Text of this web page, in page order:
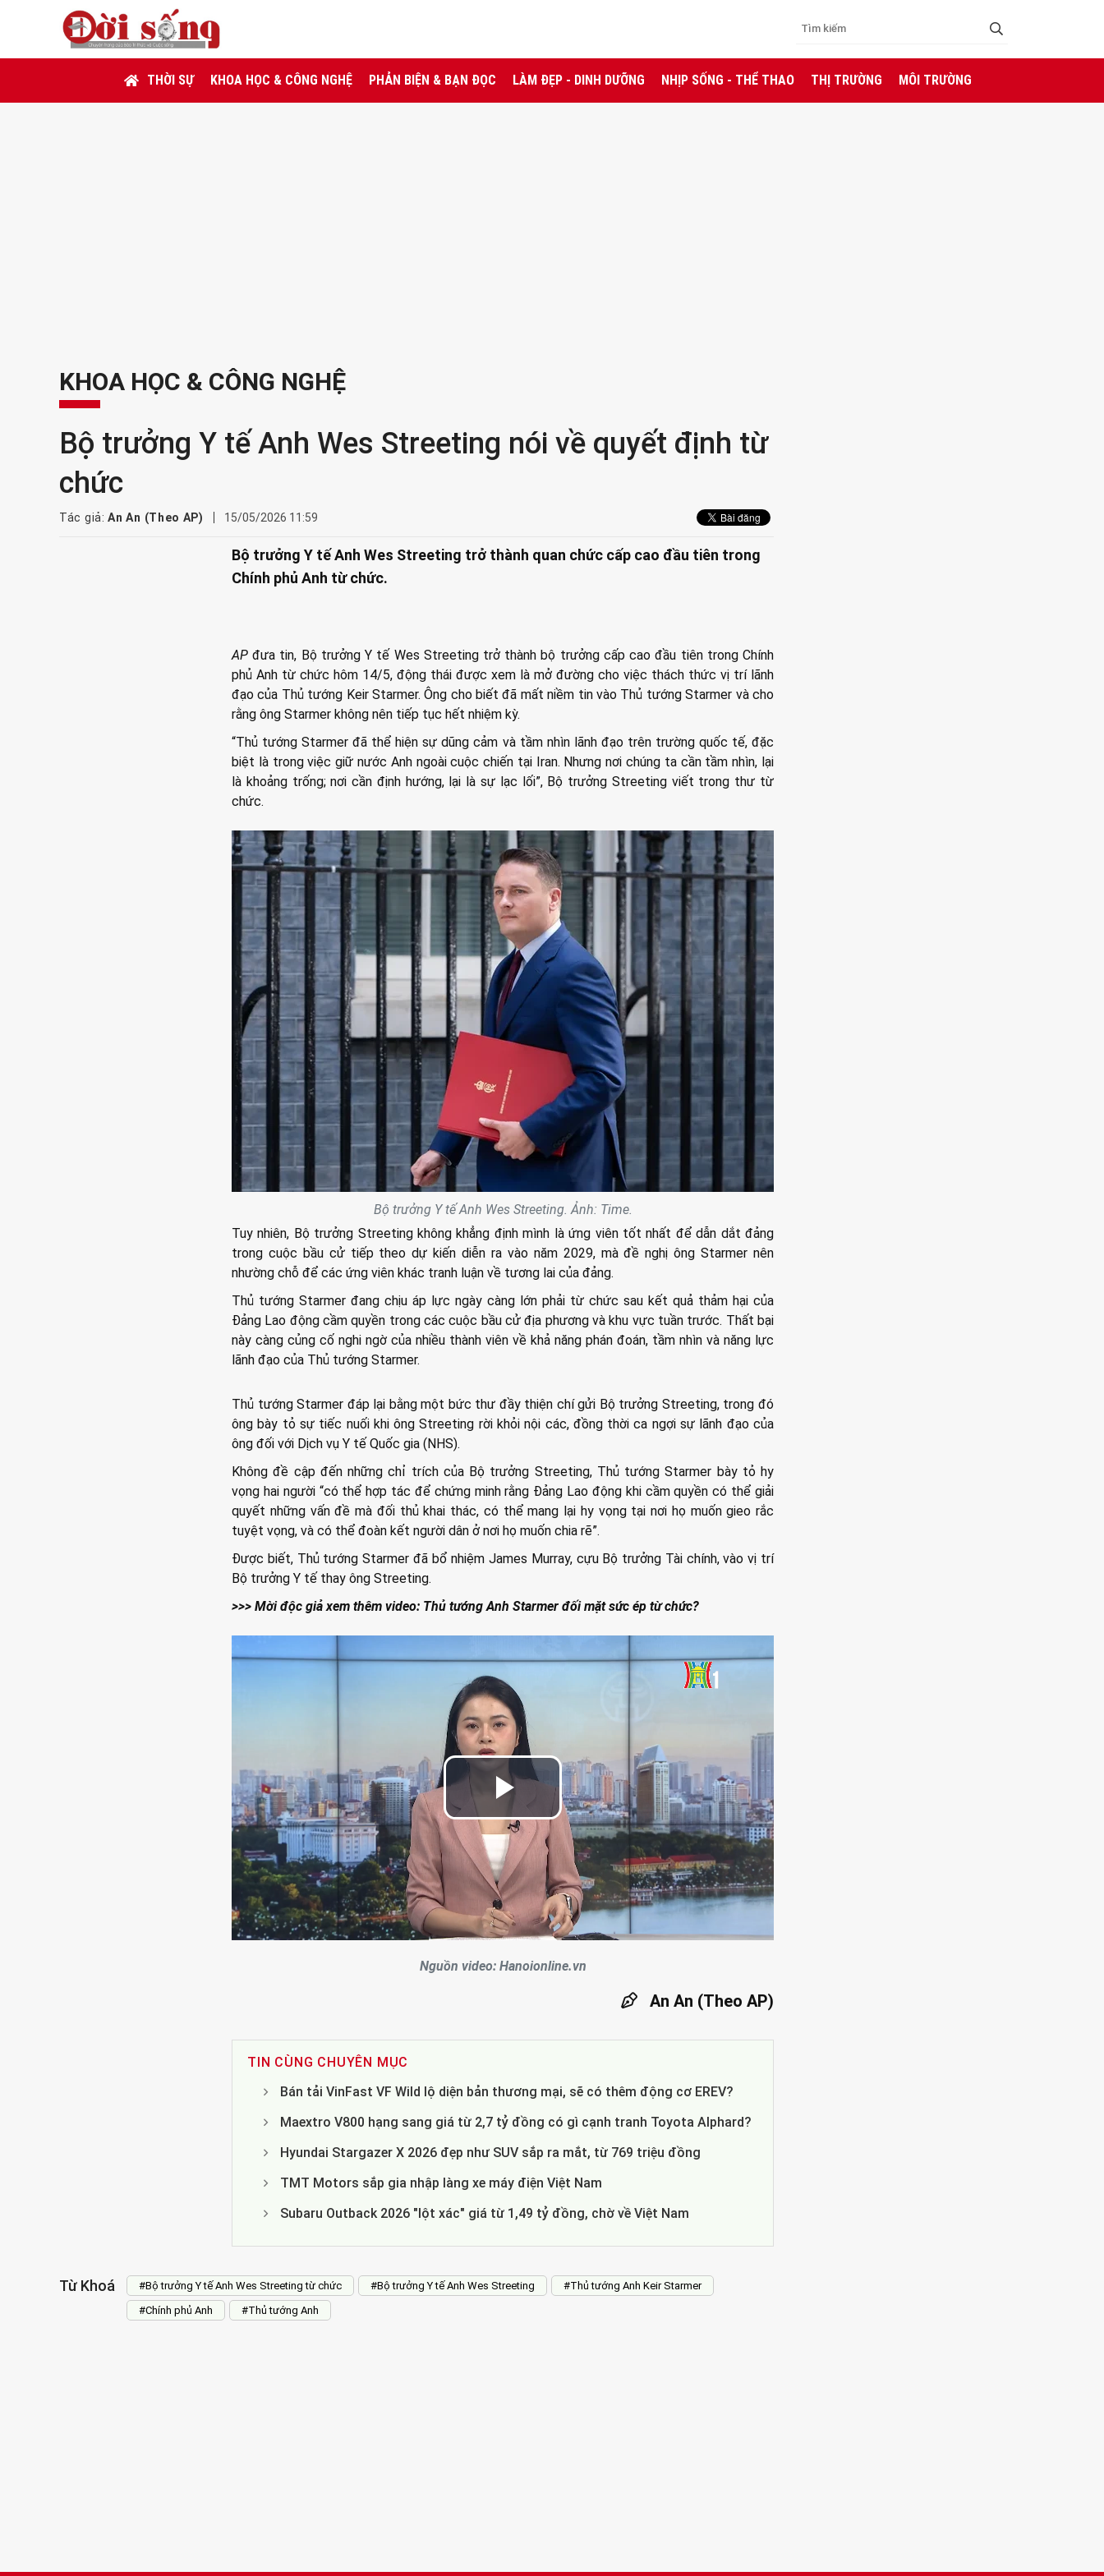
THỜI SỰ KHOA HỌC & CÔNG NGHỆ PHẢN BIỆN & BẠN ĐỌC LÀM ĐẸP - DINH DƯỠNG NHỊP SỐNG - THỂ THAO THỊ TRƯỜNG MÔI TRƯỜNG
KHOA HỌC & CÔNG NGHỆ
Bộ trưởng Y tế Anh Wes Streeting nói về quyết định từ
chức
Tác giả:An An (Theo AP) 15/05/2026 11:59
Bộ trưởng Y tế Anh Wes Streeting trở thành quan chức cấp cao đầu tiên trong
Chính phủ Anh từ chức.
APđưa tin, Bộ trưởng Y tế Wes Streeting trở thành bộ trưởng cấp cao đầu tiên trong Chính
phủ Anh từ chức hôm 14/5, động thái được xem là mở đường cho việc thách thức vị trí lãnh
đạo của Thủ tướng Keir Starmer. Ông cho biết đã mất niềm tin vào Thủ tướng Starmer và cho
rằng ông Starmer không nên tiếp tục hết nhiệm kỳ.
“Thủ tướng Starmer đã thể hiện sự dũng cảm và tầm nhìn lãnh đạo trên trường quốc tế, đặc
biệt là trong việc giữ nước Anh ngoài cuộc chiến tại Iran. Nhưng nơi chúng ta cần tầm nhìn, lại
là khoảng trống; nơi cần định hướng, lại là sự lạc lối”, Bộ trưởng Streeting viết trong thư từ
chức.
Bộ trưởng Y tế Anh Wes Streeting. Ảnh: Time.
Tuy nhiên, Bộ trưởng Streeting không khẳng định mình là ứng viên tốt nhất để dẫn dắt đảng
trong cuộc bầu cử tiếp theo dự kiến diễn ra vào năm 2029, mà đề nghị ông Starmer nên
nhường chỗ để các ứng viên khác tranh luận về tương lai của đảng.
Thủ tướng Starmer đang chịu áp lực ngày càng lớn phải từ chức sau kết quả thảm hại của
Đảng Lao động cầm quyền trong các cuộc bầu cử địa phương và khu vực tuần trước. Thất bại
này càng củng cố nghi ngờ của nhiều thành viên về khả năng phán đoán, tầm nhìn và năng lực
lãnh đạo của Thủ tướng Starmer.
Thủ tướng Starmer đáp lại bằng một bức thư đầy thiện chí gửi Bộ trưởng Streeting, trong đó
ông bày tỏ sự tiếc nuối khi ông Streeting rời khỏi nội các, đồng thời ca ngợi sự lãnh đạo của
ông đối với Dịch vụ Y tế Quốc gia (NHS).
Không đề cập đến những chỉ trích của Bộ trưởng Streeting, Thủ tướng Starmer bày tỏ hy
vọng hai người “có thể hợp tác để chứng minh rằng Đảng Lao động khi cầm quyền có thể giải
quyết những vấn đề mà đối thủ khai thác, có thể mang lại hy vọng tại nơi họ muốn gieo rắc
tuyệt vọng, và có thể đoàn kết người dân ở nơi họ muốn chia rẽ”.
Được biết, Thủ tướng Starmer đã bổ nhiệm James Murray, cựu Bộ trưởng Tài chính, vào vị trí
Bộ trưởng Y tế thay ông Streeting.
>>> Mời độc giả xem thêm video: Thủ tướng Anh Starmer đối mặt sức ép từ chức?
Play
Video
Nguồn video: Hanoionline.vn
An An (Theo AP)
TIN CÙNG CHUYÊN MỤC
Bán tải VinFast VF Wild lộ diện bản thương mại, sẽ có thêm động cơ EREV?
Maextro V800 hạng sang giá từ 2,7 tỷ đồng có gì cạnh tranh Toyota Alphard?
Hyundai Stargazer X 2026 đẹp như SUV sắp ra mắt, từ 769 triệu đồng
TMT Motors sắp gia nhập làng xe máy điện Việt Nam
Subaru Outback 2026 "lột xác" giá từ 1,49 tỷ đồng, chờ về Việt Nam
Từ Khoá #Bộ trưởng Y tế Anh Wes Streeting từ chức #Bộ trưởng Y tế Anh Wes Streeting
#Thủ tướng Anh Keir Starmer
#Chính phủ Anh
#Thủ tướng Anh